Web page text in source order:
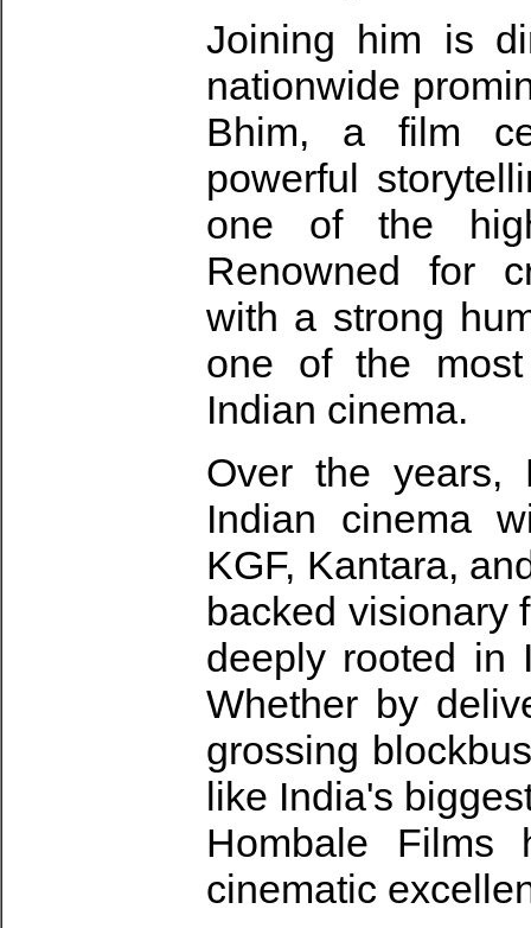
Joining him is
nationwide
Bhim, a film
powerful
one of the
Renowned for
with a strong
one of the most
Indian cinema.
Over the years,
Indian cinema
KGF, Kantara,
backed visionary
deeply rooted in
Whether by
grossing
like India's
Hombale Films
cinematic